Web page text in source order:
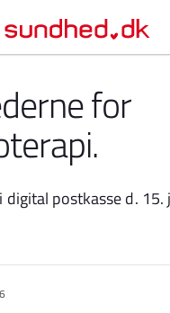
for
postkasse d. 15.